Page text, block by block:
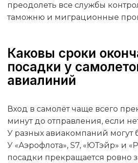
преодолеть все службы
таможню и миграционные
Каковы сроки
посадки у
авиалиний
Вход в самолёт чаще всего
минут до отправления, если
У разных авиакомпаний могут
У «Аэрофлота», S7, «ЮТэйр» и
посадки прекращается ровно